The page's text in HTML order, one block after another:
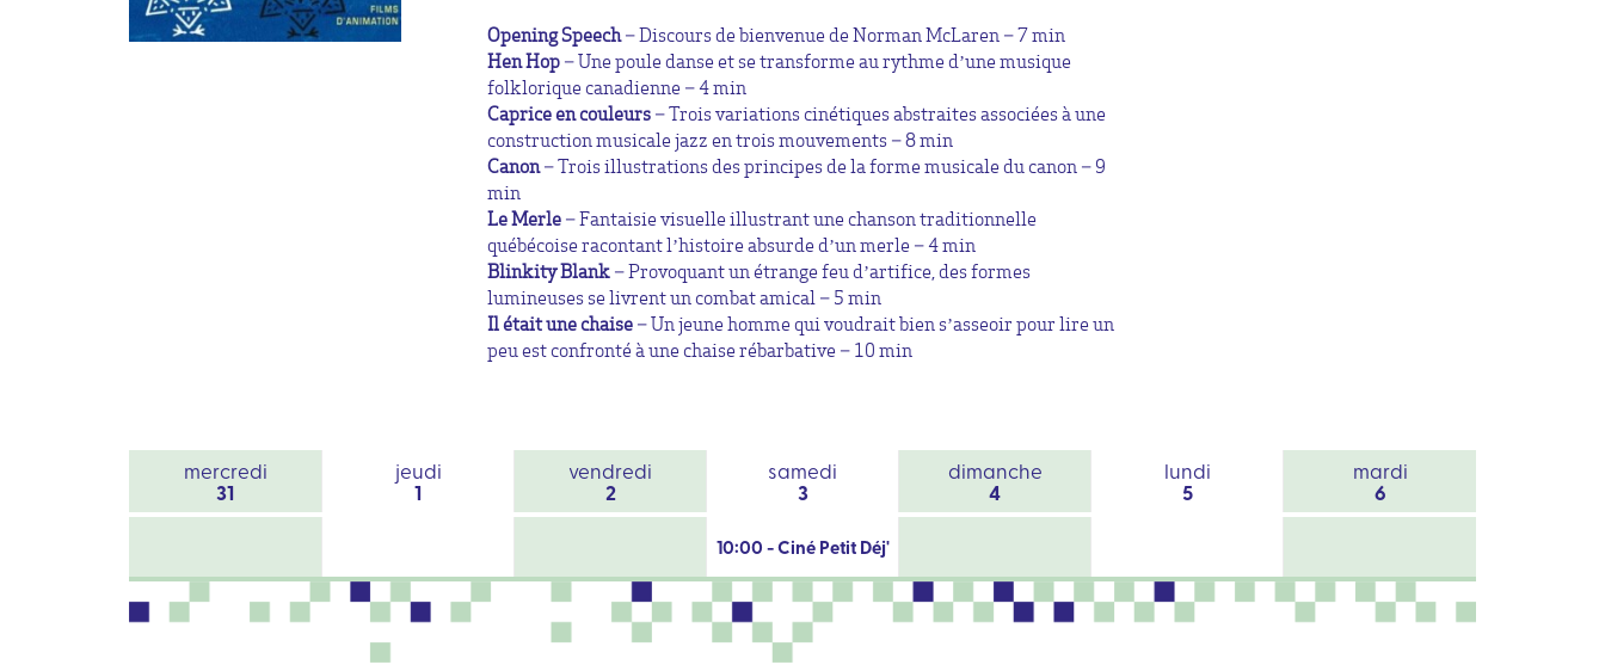
Opening Speech– Discours de bienvenue de Norman McLaren – 7 min
Hen Hop – Une poule danse et se transforme au rythme d’une musique
folklorique canadienne – 4 min
Caprice en couleurs – Trois variations cinétiques abstraites associées à une
construction musicale jazz en trois mouvements – 8 min
Canon– Trois illustrations des principes de la forme musicale du canon – 9
min
Le Merle – Fantaisie visuelle illustrant une chanson traditionnelle
québécoise racontant l’histoire absurde d’un merle – 4 min
Blinkity Blank – Provoquant un étrange feu d’artifice, des formes
lumineuses se livrent un combat amical – 5 min
Il était une chaise – Un jeune homme qui voudrait bien s’asseoir pour lire un
peu est confronté à une chaise rébarbative – 10 min
mercredi
31
jeudi
1
vendredi
2
samedi
3
dimanche
4
lundi
5
mardi
6
10:00 - Ciné Petit Déj'